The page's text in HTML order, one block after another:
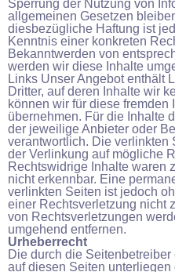
Sperrung der Nutzung von
allgemeinen Gesetzen
diesbezügliche Haftung ist
Kenntnis einer konkreten
Bekanntwerden von
werden wir diese Inhalte
Links Unser Angebot enthält
Dritter, auf deren Inhalte wir
können wir für diese
übernehmen. Für die Inhalte
der jeweilige Anbieter oder
verantwortlich. Die verlinkten
der Verlinkung auf mögliche
Rechtswidrige Inhalte waren
nicht erkennbar. Eine
verlinkten Seiten ist jedoch
einer Rechtsverletzung nicht
von Rechtsverletzungen
umgehend entfernen.
Urheberrecht
Die durch die
auf diesen Seiten